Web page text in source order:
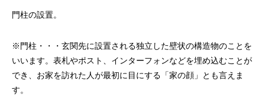
門柱の設置。
※門柱・・・玄関先に設置される独立した壁状の構造物のことを
いいます。表札やポスト、インターフォンなどを埋め込むことが
でき、お家を訪れた人が最初に目にする「家の顔」とも言えま
す。